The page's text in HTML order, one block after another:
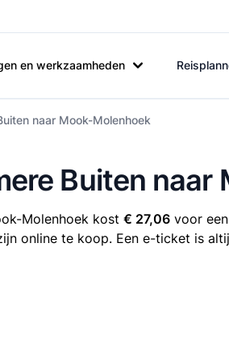
en werkzaamheden
naar Mook-Molenhoek
Buiten naar
Molenhoek kost € 27,06 voor
online te koop. Een e-ticket is